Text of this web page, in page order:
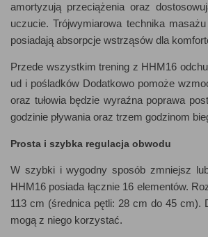
amortyzują przeciążenia oraz
uczucie. Trójwymiarowa technika
posiadają absorpcje wstrząsów dla
Przede wszystkim trening z HHM16
ud i pośladków Dodatkowo pomoże
oraz tułowia będzie wyraźna poprawa
godzinie pływania oraz trzem godzinom
Prosta i szybka regulacja obwodu
W szybki i wygodny sposób zmniejsz
HHM16 posiada łącznie 16 elementów.
113 cm (średnica pętli: 28 cm do 45 cm).
mogą z niego korzystać.